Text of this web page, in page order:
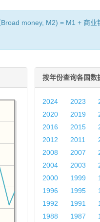
money, M2) = M1 + 商业
按年份查询各国数
2024 2023
2020
2019
2016
2015
2012
2011
2008
2007
2004
2003
2000
1999
1996
1995
1992
1991
1988
1987